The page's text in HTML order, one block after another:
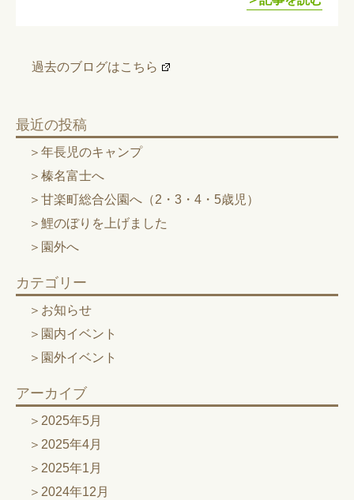
過去のブログはこちら
最近の投稿
年長児のキャンプ
榛名富士へ
甘楽町総合公園へ（2・3・4・5歳児）
鯉のぼりを上げました
園外へ
カテゴリー
お知らせ
園内イベント
園外イベント
アーカイブ
2025年5月
2025年4月
2025年1月
2024年12月